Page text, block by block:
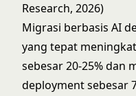
Research, 2026)
Migrasi berbasis AI
yang tepat
sebesar 20-25% dan
deployment sebesar